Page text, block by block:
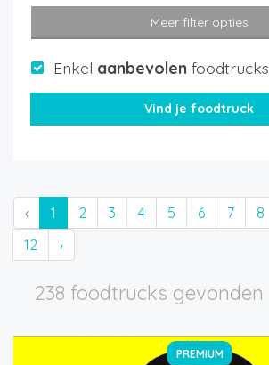
Meer filter opties
Enkel aanbevolen foodtrucks
‹ 1 2 3 4 5 6 7 8
12
›
238 foodtrucks gevonden
PREMIUM